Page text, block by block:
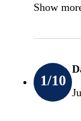
Show
1/10